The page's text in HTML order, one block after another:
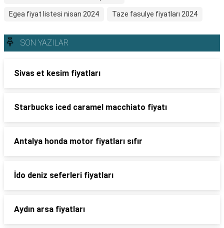
Egea fiyat listesi nisan 2024 Taze fasulye fiyatları 2024
SON YAZILAR
Sivas et kesim fiyatları
Starbucks iced caramel macchiato fiyatı
Antalya honda motor fiyatları sıfır
İdo deniz seferleri fiyatları
Aydın arsa fiyatları